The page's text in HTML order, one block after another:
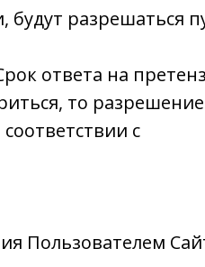
будут разрешаться
ответа на
то разрешение
с
Пользователем